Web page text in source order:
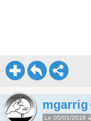
mgarrig
Le 05/01/2016